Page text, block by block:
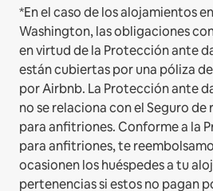
*En el caso de los alojamientos
Washington, las obligaciones
en virtud de la Protección ante
están cubiertas por una póliza
por Airbnb. La Protección ante
no se relaciona con el Seguro
para anfitriones. Conforme a la
para anfitriones, te
ocasionen los huéspedes a tu
pertenencias si estos no pagan